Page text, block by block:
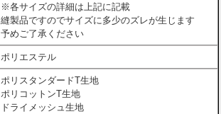
※各サイズの詳細は上記に記載
縫製品ですのでサイズに多少のズレが生じます
予めご了承ください
ポリエステル
ポリスタンダードT生地
ポリコットンT生地
ドライメッシュ生地